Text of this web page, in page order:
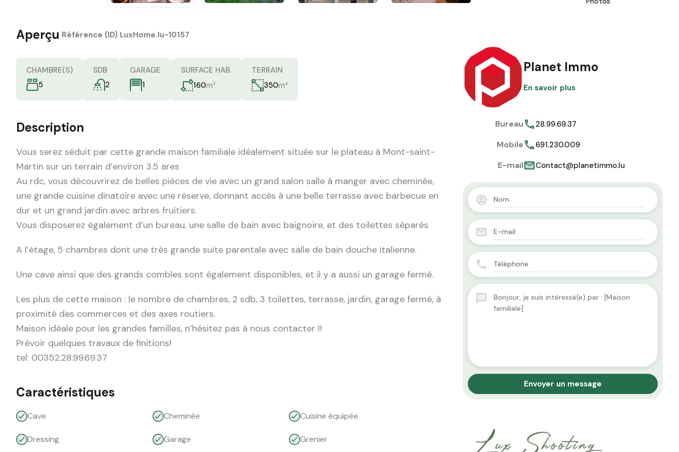
Aperçu Référence (ID) LuxHome.lu-10157
CHAMBRE(S)
5
SDB
2
GARAGE
1
SURFACE HAB.
160m²
TERRAIN
350m²
Description
Vous serez séduit par cette grande maison familiale idéalement située sur le plateau à Mont-saint-
Martin sur un terrain d’environ 3.5 ares
Au rdc, vous découvrirez de belles pièces de vie avec un grand salon salle à manger avec cheminée,
une grande cuisine dinatoire avec une réserve, donnant accès à une belle terrasse avec barbecue en
dur et un grand jardin avec arbres fruitiers.
Vous disposerez également d’un bureau, une salle de bain avec baignoire, et des toilettes séparés
A l’étage, 5 chambres dont une très grande suite parentale avec salle de bain douche italienne.
Une cave ainsi que des grands combles sont également disponibles, et il y a aussi un garage fermé.
Les plus de cette maison : le nombre de chambres, 2 sdb, 3 toilettes, terrasse, jardin, garage fermé, à
proximité des commerces et des axes routiers.
Maison idéale pour les grandes familles, n’hésitez pas à nous contacter !!
Prévoir quelques travaux de finitions!
tel: 00352.28.99.69.37
Caractéristiques
Cave Cheminée Cuisine équipée
Dressing Garage Grenier
Planet Immo
En savoir plus
Bureau 28.99.69.37
Mobile 691.230.009
E-mail Contact@planetimmo.lu
Envoyer un message